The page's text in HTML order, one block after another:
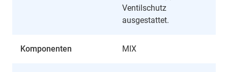
Ventilschutz
ausgestattet.
Komponenten MIX